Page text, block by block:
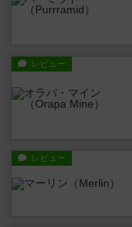
レビュー
レビュー